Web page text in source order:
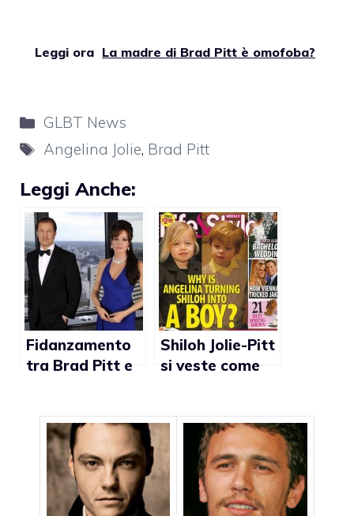
Leggi ora La madre di Brad Pitt è omofoba?
Categorie
GLBT News
Tag
Angelina Jolie, Brad Pitt
Leggi Anche:
Fidanzamento
tra Brad Pitt e
l’impegno
sull’uguaglianza
del matrimonio
Shiloh Jolie-Pitt
si veste come
approvano